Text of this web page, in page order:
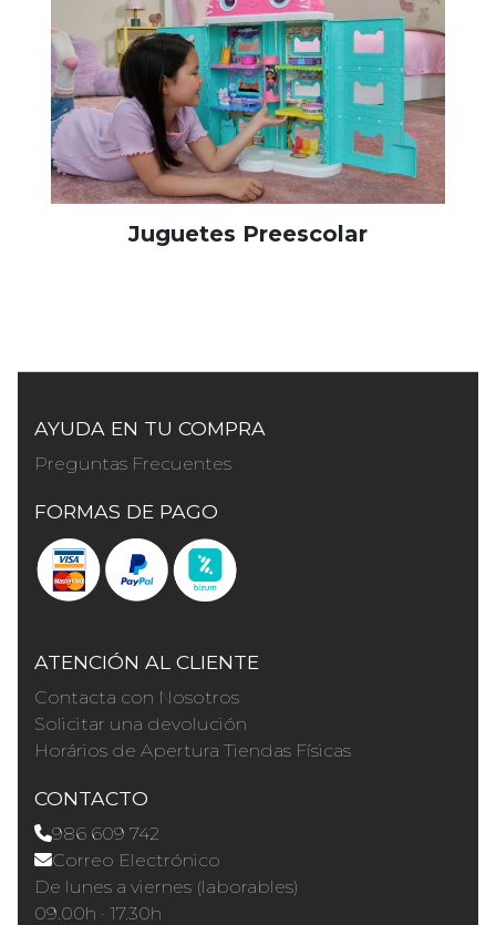
Juguetes Preescolar
AYUDA EN TU COMPRA
Preguntas Frecuentes
FORMAS DE PAGO
ATENCIÓN AL CLIENTE
Contacta con Nosotros
Solicitar una devolución
Horários de Apertura Tiendas Físicas
CONTACTO
986 609 742
Correo Electrónico
De lunes a viernes (laborables)
09.00h · 17.30h